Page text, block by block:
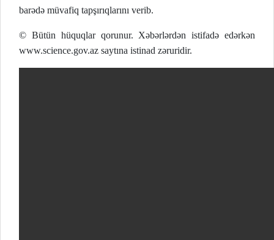
barədə müvafiq tapşırıqlarını verib.
© Bütün hüquqlar qorunur. Xəbərlərdən istifadə edərkən
www.science.gov.az saytına istinad zəruridir.